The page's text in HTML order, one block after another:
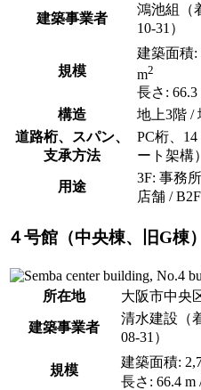
建築事業者
鴻池組（
10-31）
規模
建築面積:
m2
長さ: 66.3
構造
地上3階 /
道路桁、スパン、
支承方法
PC桁、
ート架構）
用途
3F: 事務
店舗 /
４号館（中央棟、旧G棟）
所在地 大阪市中央
建築事業者
清水建設（
08-31）
規模
建築面積:
長さ: 66.4 m